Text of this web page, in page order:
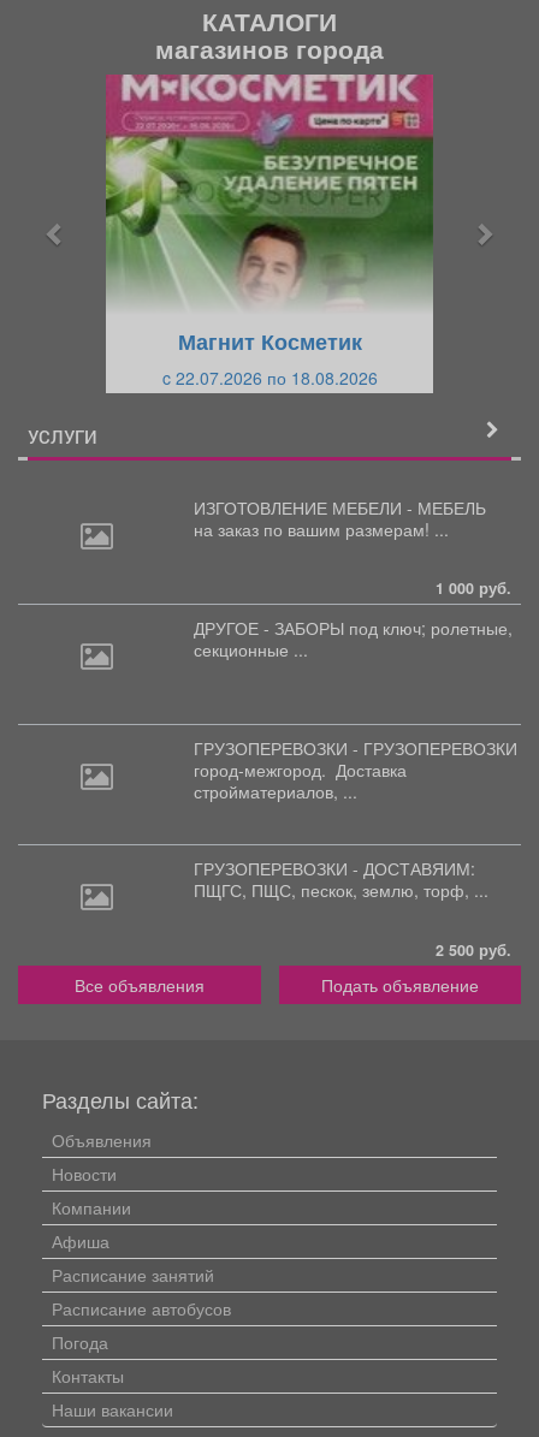
КАТАЛОГИ
магазинов города
Магнит Косметик
c 22.07.2026 по 18.08.2026
УСЛУГИ
ИЗГОТОВЛЕНИЕ МЕБЕЛИ - МЕБЕЛЬ
на заказ по вашим размерам! ...
1 000 руб.
ДРУГОЕ - ЗАБОРЫ под ключ; ролетные,
секционные ...
ГРУЗОПЕРЕВОЗКИ - ГРУЗОПЕРЕВОЗКИ
город-межгород. Доставка
стройматериалов, ...
ГРУЗОПЕРЕВОЗКИ - ДОСТАВЯИМ:
ПЩГС, ПЩС, пескок, землю, торф, ...
2 500 руб.
Все объявления Подать объявление
Разделы сайта:
Объявления
Новости
Компании
Афиша
Расписание занятий
Расписание автобусов
Погода
Контакты
Наши вакансии